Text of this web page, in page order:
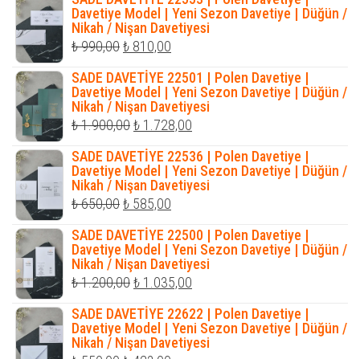
₺ 990,00.fiyat:
₺ 810,00.
Davetiye Model | Yeni Sezon Davetiye | Düğün /
Nikah / Nişan Davetiyesi
₺990,00Orijinal
fiyat:
₺ 990,00.
₺ 810,00
fiyat:
₺ 810,00.
SADE DAVETİYE 22501 | Polen Davetiye |
Davetiye Model | Yeni Sezon Davetiye | Düğün /
Nikah / Nişan Davetiyesi
₺1.900,00Orijinal
fiyat:
₺ 1.900,00.
₺ 1.728,00
fiyat:
₺ 1.728,00.
SADE DAVETİYE 22536 | Polen Davetiye |
Davetiye Model | Yeni Sezon Davetiye | Düğün /
Nikah / Nişan Davetiyesi
₺650,00Orijinal
fiyat:
₺ 650,00.
₺ 585,00
fiyat:
₺ 585,00.
SADE DAVETİYE 22500 | Polen Davetiye |
Davetiye Model | Yeni Sezon Davetiye | Düğün /
Nikah / Nişan Davetiyesi
₺1.200,00Orijinal
fiyat:
₺ 1.200,00.
₺ 1.035,00
fiyat:
₺ 1.035,00.
SADE DAVETİYE 22622 | Polen Davetiye |
Davetiye Model | Yeni Sezon Davetiye | Düğün /
Nikah / Nişan Davetiyesi